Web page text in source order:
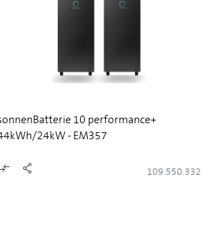
10 performance+
24kW - EM357
109.550.332